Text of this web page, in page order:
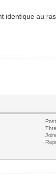
identique au